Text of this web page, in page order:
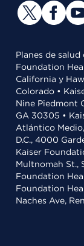
Planes de
Foundation
California y
Colorado •
Nine Piedmont
GA 30305 •
Atlántico
D.C., 4000
Kaiser
Multnomah St.,
Foundation
Foundation
Naches Ave,